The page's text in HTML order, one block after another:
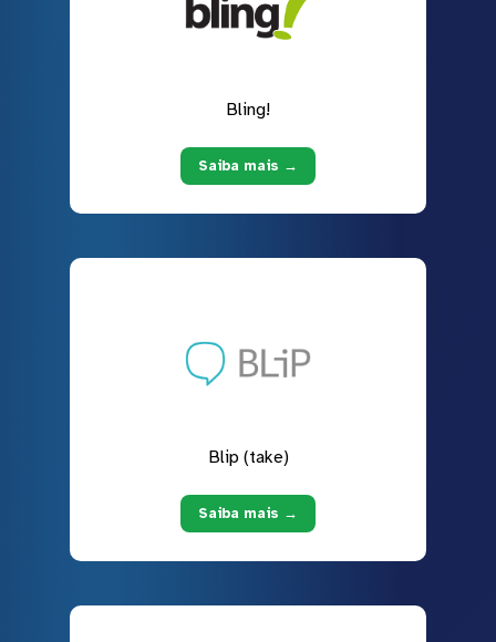
Bling!
Saiba mais →
Blip (take)
Saiba mais →